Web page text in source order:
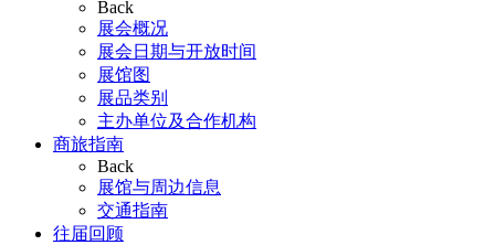
Back
展会概况
展会日期与开放时间
展馆图
展品类别
主办单位及合作机构
商旅指南
Back
展馆与周边信息
交通指南
往届回顾